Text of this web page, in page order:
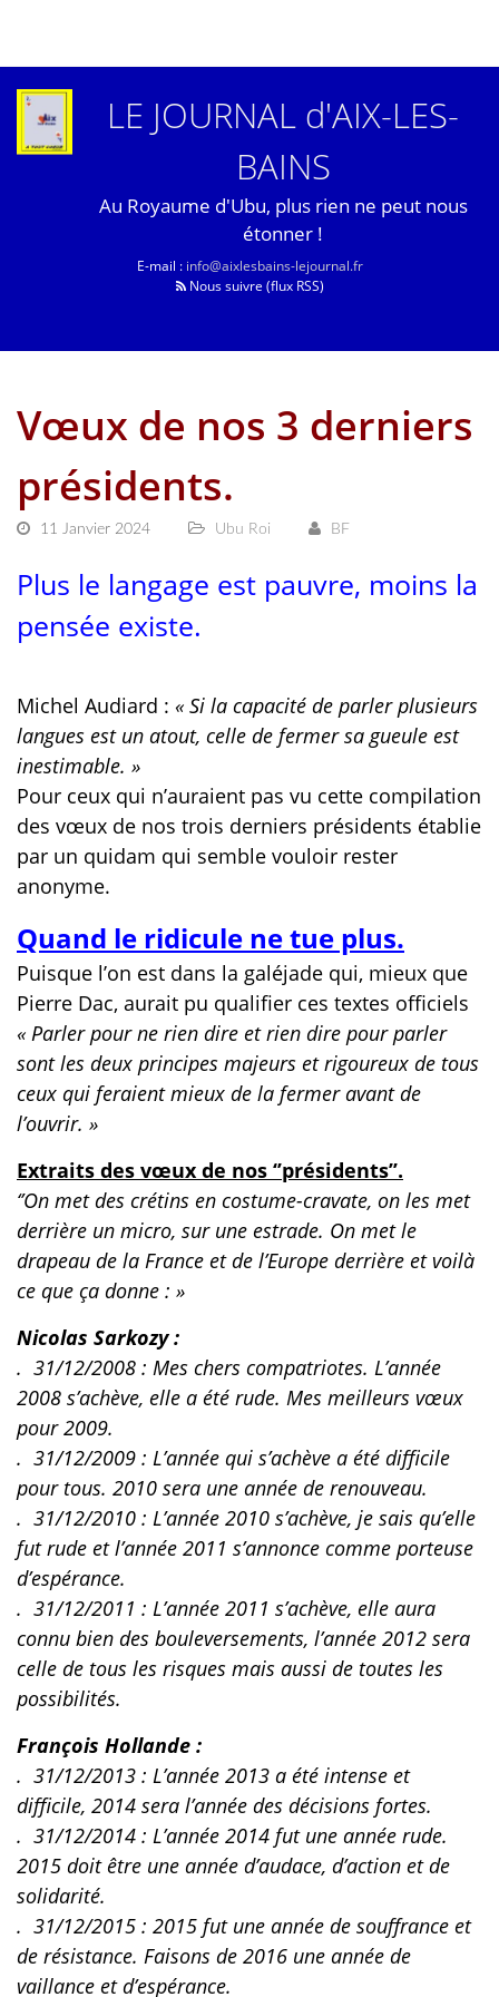
LE JOURNAL d'AIX-LES-
BAINS
Au Royaume d'Ubu, plus rien ne peut nous
étonner !
E-mail : info@aixlesbains-lejournal.fr
Nous suivre (flux RSS)
Vœux de nos 3 derniers
présidents.
11 Janvier 2024 Ubu Roi BF
Plus le langage est pauvre, moins la
pensée existe.
Michel Audiard : « Si la capacité de parler plusieurs
langues est un atout, celle de fermer sa gueule est
inestimable. »
Pour ceux qui n’auraient pas vu cette compilation
des vœux de nos trois derniers présidents établie
par un quidam qui semble vouloir rester
anonyme.
Quand le ridicule ne tue plus.
Puisque l’on est dans la galéjade qui, mieux que
Pierre Dac, aurait pu qualifier ces textes officiels
« Parler pour ne rien dire et rien dire pour parler
sont les deux principes majeurs et rigoureux de tous
ceux qui feraient mieux de la fermer avant de
l’ouvrir. »
Extraits des vœux de nos ‘’présidents’’.
‘’On met des crétins en costume-cravate, on les met
derrière un micro, sur une estrade. On met le
drapeau de la France et de l’Europe derrière et voilà
ce que ça donne : »
Nicolas Sarkozy :
. 31/12/2008 : Mes chers compatriotes. L’année
2008 s’achève, elle a été rude. Mes meilleurs vœux
pour 2009.
. 31/12/2009 : L’année qui s’achève a été difficile
pour tous. 2010 sera une année de renouveau.
. 31/12/2010 : L’année 2010 s’achève, je sais qu’elle
fut rude et l’année 2011 s’annonce comme porteuse
d’espérance.
. 31/12/2011 : L’année 2011 s’achève, elle aura
connu bien des bouleversements, l’année 2012 sera
celle de tous les risques mais aussi de toutes les
possibilités.
François Hollande :
. 31/12/2013 : L’année 2013 a été intense et
difficile, 2014 sera l’année des décisions fortes.
. 31/12/2014 : L’année 2014 fut une année rude.
2015 doit être une année d’audace, d’action et de
solidarité.
. 31/12/2015 : 2015 fut une année de souffrance et
de résistance. Faisons de 2016 une année de
vaillance et d’espérance.